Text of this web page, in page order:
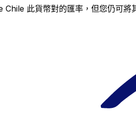
此貨幣對的匯率，但您仍可